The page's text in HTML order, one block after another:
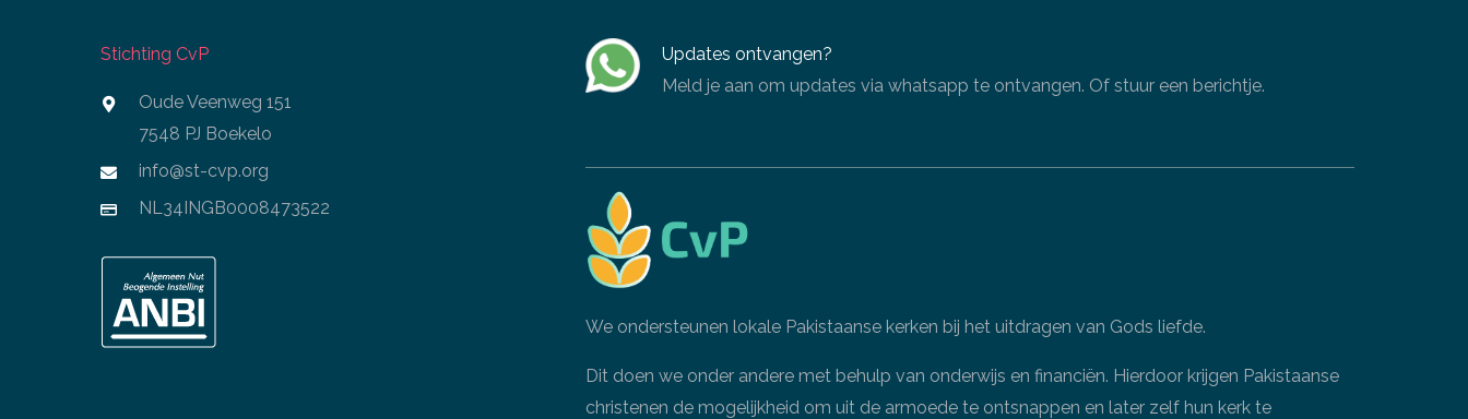
Stichting CvP
Oude Veenweg 151
7548 PJ Boekelo
info@st-cvp.org
NL34INGB0008473522
Updates ontvangen?
Meld je aan om updates via whatsapp te ontvangen. Of stuur een berichtje.
We ondersteunen lokale Pakistaanse kerken bij het uitdragen van Gods liefde.
Dit doen we onder andere met behulp van onderwijs en financiën. Hierdoor krijgen Pakistaanse
christenen de mogelijkheid om uit de armoede te ontsnappen en later zelf hun kerk te